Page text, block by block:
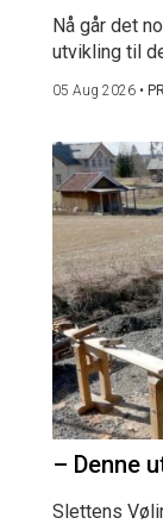
Nå går det
utvikling til
05 Aug 2026 •
– Denne
Slettens